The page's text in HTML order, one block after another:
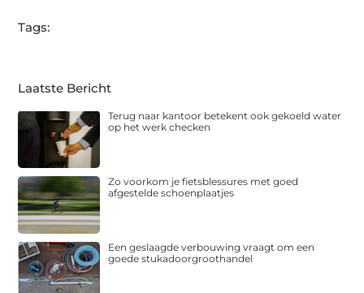
Tags:
Laatste Bericht
Terug naar kantoor betekent ook gekoeld water
op het werk checken
Zo voorkom je fietsblessures met goed
afgestelde schoenplaatjes
Een geslaagde verbouwing vraagt om een
goede stukadoorgroothandel